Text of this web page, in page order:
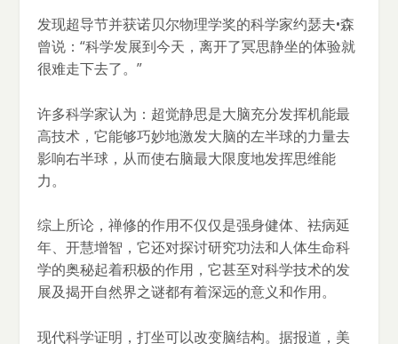
发现超导节并获诺贝尔物理学奖的科学家约瑟夫•森
曾说：“科学发展到今天，离开了冥思静坐的体验就
很难走下去了。”
许多科学家认为：超觉静思是大脑充分发挥机能最
高技术，它能够巧妙地激发大脑的左半球的力量去
影响右半球，从而使右脑最大限度地发挥思维能
力。
综上所论，禅修的作用不仅仅是强身健体、袪病延
年、开慧增智，它还对探讨研究功法和人体生命科
学的奥秘起着积极的作用，它甚至对科学技术的发
展及揭开自然界之谜都有着深远的意义和作用。
现代科学证明，打坐可以改变脑结构。据报道，美